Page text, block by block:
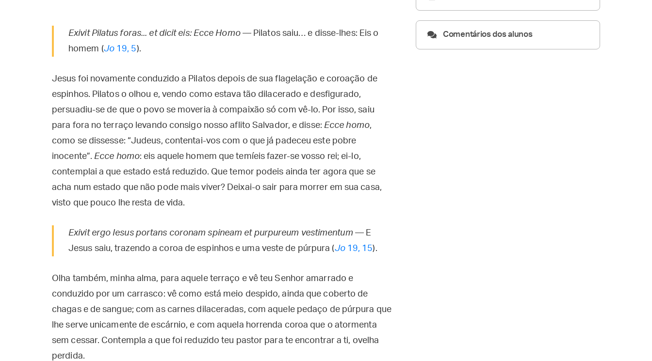
Exivit Pilatus foras... et dicit eis: Ecce Homo— Pilatos saiu… e disse-lhes: Eis o
homem (Jo19, 5).
Jesus foi novamente conduzido a Pilatos depois de sua flagelação e coroação de
espinhos. Pilatos o olhou e, vendo como estava tão dilacerado e desfigurado,
persuadiu-se de que o povo se moveria à compaixão só com vê-lo. Por isso, saiu
para fora no terraço levando consigo nosso aflito Salvador, e disse: Ecce homo,
como se dissesse: “Judeus, contentai-vos com o que já padeceu este pobre
inocente”.Ecce homo: eis aquele homem que temíeis fazer-se vosso rei; ei-lo,
contemplai a que estado está reduzido. Que temor podeis ainda ter agora que se
acha num estado que não pode mais viver? Deixai-o sair para morrer em sua casa,
visto que pouco lhe resta de vida.
Exivit ergo Iesus portans coronam spineam et purpureum vestimentum — E
Jesus saiu, trazendo a coroa de espinhos e uma veste de púrpura (Jo19, 15).
Olha também, minha alma, para aquele terraço e vê teu Senhor amarrado e
conduzido por um carrasco: vê como está meio despido, ainda que coberto de
chagas e de sangue; com as carnes dilaceradas, com aquele pedaço de púrpura que
lhe serve unicamente de escárnio, e com aquela horrenda coroa que o atormenta
sem cessar. Contempla a que foi reduzido teu pastor para te encontrar a ti, ovelha
perdida.
Comentários dos alunos